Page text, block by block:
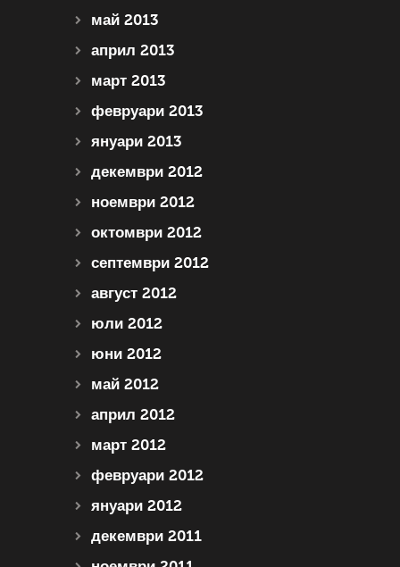
май 2013
април 2013
март 2013
февруари 2013
януари 2013
декември 2012
ноември 2012
октомври 2012
септември 2012
август 2012
юли 2012
юни 2012
май 2012
април 2012
март 2012
февруари 2012
януари 2012
декември 2011